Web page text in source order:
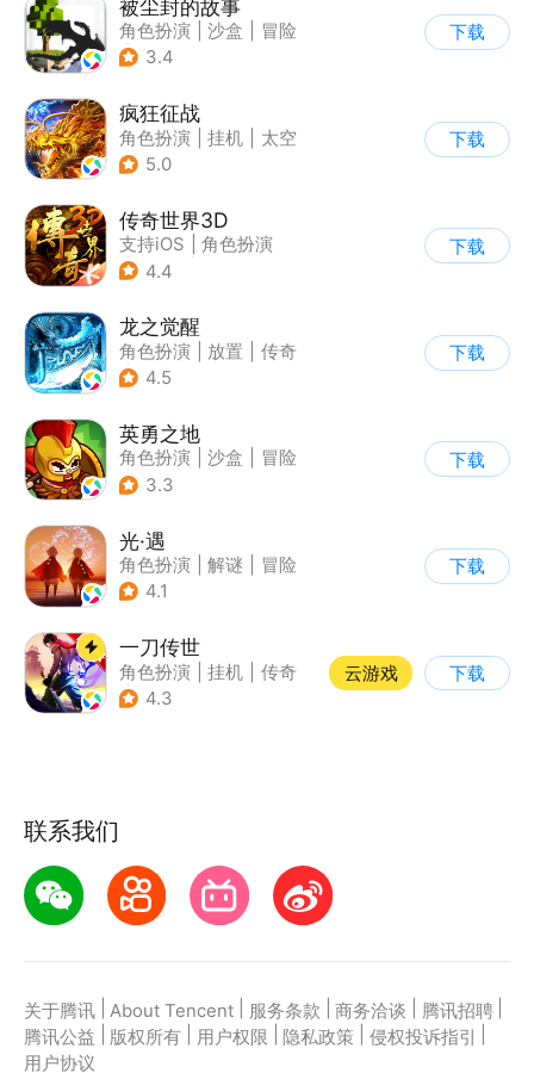
被尘封的故事
角色扮演 沙盒
冒险
| 开放世界
3.4
下载
疯狂征战
角色扮演 挂机
太空
| 自由交易
5.0
下载
传奇世界3D
支持iOS
角色扮演
| ARPG
4.4
下载
龙之觉醒
角色扮演 放置
传奇
| 千人同屏
4.5
下载
英勇之地
角色扮演 沙盒
冒险
| steam游戏
3.3
下载
光·遇
角色扮演 解谜
冒险
| 开放世界
4.1
下载
一刀传世
角色扮演 挂机
传奇
| 一刀传世
4.3
云游戏 下载
联系我们
关于腾讯 About Tencent 服务条款 商务洽谈 腾讯招聘
腾讯公益
版权所有 用户权限 隐私政策 侵权投诉指引
用户协议